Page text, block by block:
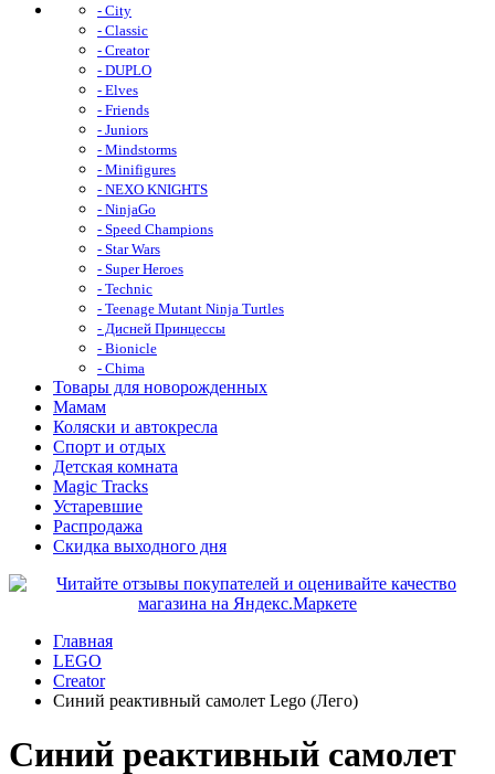
- City
- Classic
- Creator
- DUPLO
- Elves
- Friends
- Juniors
- Mindstorms
- Minifigures
- NEXO KNIGHTS
- NinjaGo
- Speed Champions
- Star Wars
- Super Heroes
- Technic
- Teenage Mutant Ninja Turtles
- Дисней Принцессы
- Bionicle
- Chima
Товары для новорожденных
Мамам
Коляски и автокресла
Спорт и отдых
Детская комната
Magic Tracks
Устаревшие
Распродажа
Скидка выходного дня
Главная
LEGO
Creator
Синий реактивный самолет Lego (Лего)
Синий реактивный самолет